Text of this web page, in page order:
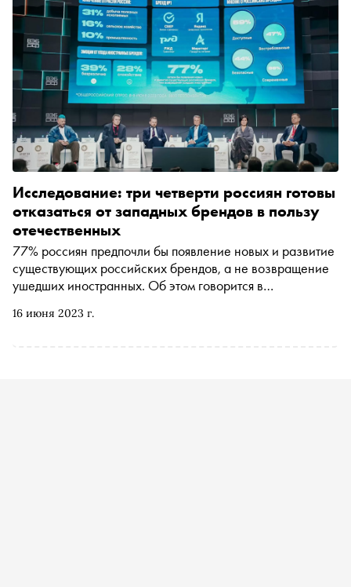
16 июня 2023 г.
Исследование: три четверти россиян готовы
отказаться от западных брендов в пользу
отечественных
77% россиян предпочли бы появление новых и развитие
существующих российских брендов, а не возвращение
ушедших иностранных. Об этом говорится в